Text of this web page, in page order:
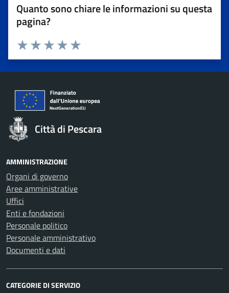
Quanto sono chiare le informazioni su questa
pagina?
Valuta 5 stelle su 5
Valuta 4 stelle su 5
Valuta 3 stelle su 5
Valuta 2 stelle su 5
Valuta 1 stelle su 5
Città di Pescara
AMMINISTRAZIONE
Organi di governo
Aree amministrative
Uffici
Enti e fondazioni
Personale politico
Personale amministrativo
Documenti e dati
CATEGORIE DI SERVIZIO